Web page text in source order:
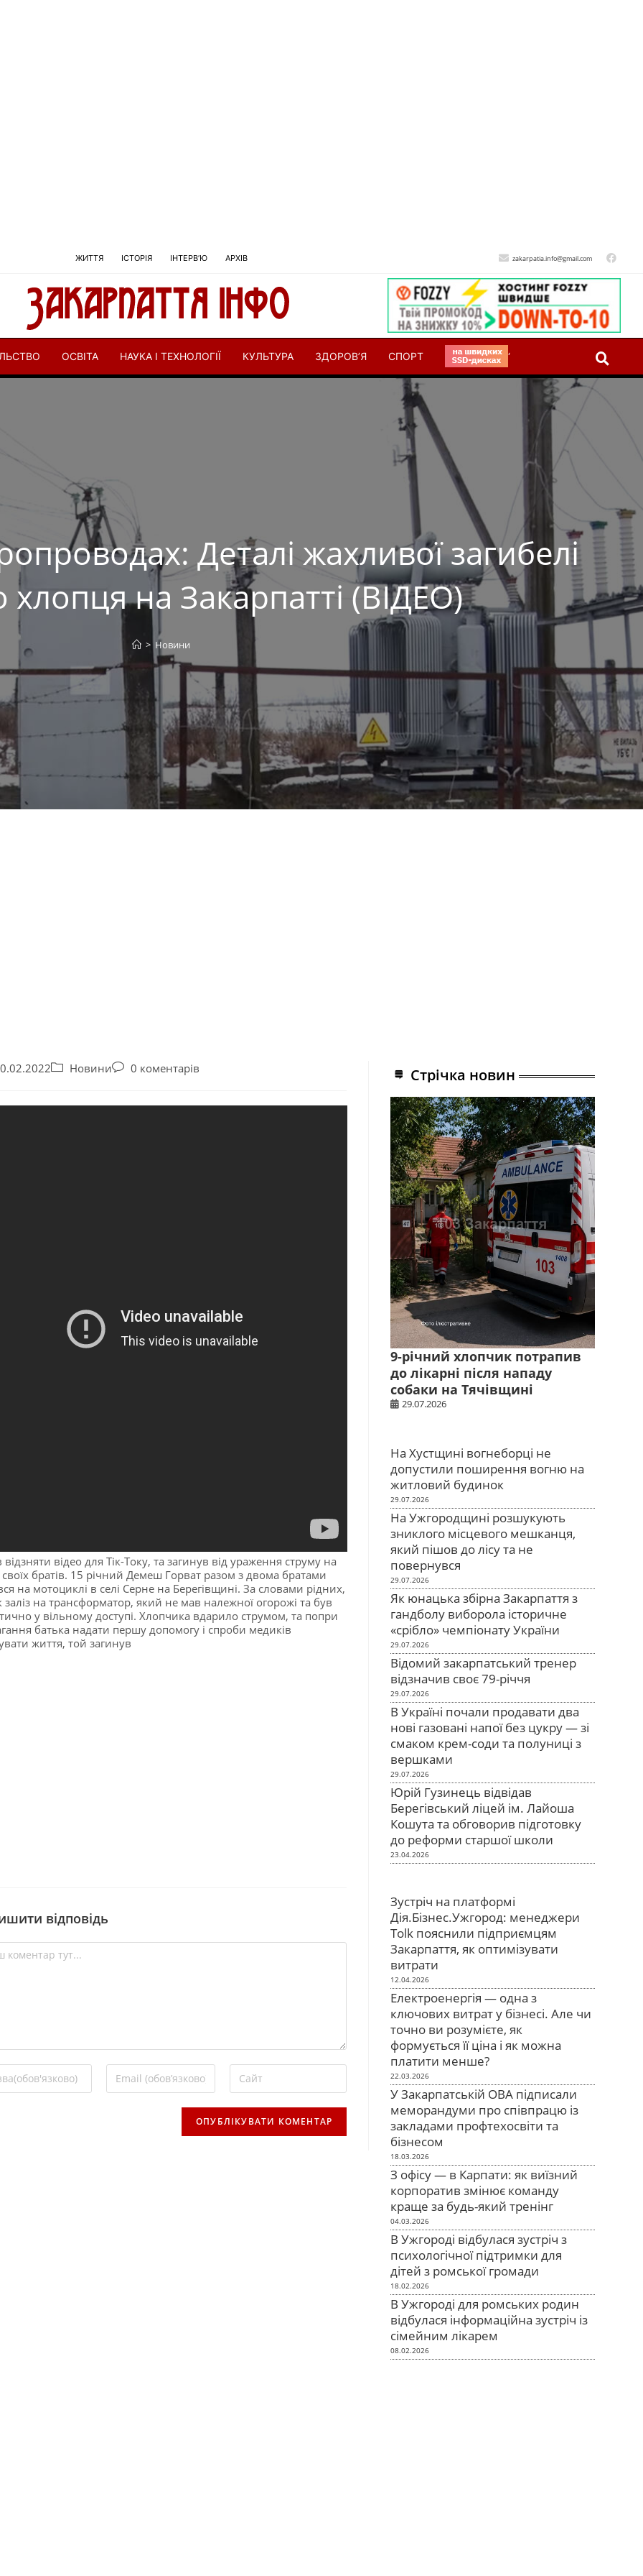
ЖИТТЯ ІСТОРІЯ ІНТЕРВ’Ю АРХІВ zakarpatia.info@gmail.com
ОСВІТА НАУКА І ТЕХНОЛОГІЇ КУЛЬТУРА ЗДОРОВ’Я СПОРТ ‘
Деталі жахливої загибелі
на Закарпатті (ВІДЕО)
> Новини
Новини 0 коментарів
відзняти відео для Тік-Току, та загинув від ураження струму на
братів. 15 річний Демеш Горват разом з двома братами
на мотоциклі в селі Серне на Берегівщині. За словами рідних,
на трансформатор, який не мав належної огорожі та був
у вільному доступі. Хлопчика вдарило струмом, та попри
батька надати першу допомогу і спроби медиків
життя, той загинув
відповідь
Стрічка новин
9-річний хлопчик потрапив
до лікарні після нападу
собаки на Тячівщині
29.07.2026
На Хустщині вогнеборці не
допустили поширення вогню на
житловий будинок
29.07.2026
На Ужгородщині розшукують
зниклого місцевого мешканця,
який пішов до лісу та не
повернувся
29.07.2026
Як юнацька збірна Закарпаття з
гандболу виборола історичне
«срібло» чемпіонату України
29.07.2026
Відомий закарпатський тренер
відзначив своє 79-річчя
29.07.2026
В Україні почали продавати два
нові газовані напої без цукру — зі
смаком крем-соди та полуниці з
вершками
29.07.2026
Юрій Гузинець відвідав
Берегівський ліцей ім. Лайоша
Кошута та обговорив підготовку
до реформи старшої школи
23.04.2026
Зустріч на платформі
Дія.Бізнес.Ужгород: менеджери
Tolk пояснили підприємцям
Закарпаття, як оптимізувати
витрати
12.04.2026
Електроенергія — одна з
ключових витрат у бізнесі. Але чи
точно ви розумієте, як
формується її ціна і як можна
платити менше?
22.03.2026
У Закарпатській ОВА підписали
меморандуми про співпрацю із
закладами профтехосвіти та
бізнесом
18.03.2026
З офісу — в Карпати: як виїзний
корпоратив змінює команду
краще за будь-який тренінг
04.03.2026
В Ужгороді відбулася зустріч з
психологічної підтримки для
дітей з ромської громади
18.02.2026
В Ужгороді для ромських родин
відбулася інформаційна зустріч із
сімейним лікарем
08.02.2026